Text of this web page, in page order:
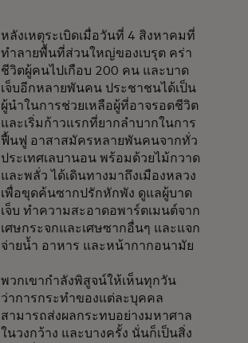
หลังเหตุระเบิดเมื่อวันที่ 4 สิงหาคมที่
ทำลายพื้นที่ส่วนใหญ่ของเบรุต คร่า
ชีวิตผู้คนไปเกือบ 200 คน และบาด
เจ็บอีกหลายพันคน ประชาชนได้เป็น
ผู้นำในการช่วยเหลือผู้ที่อาจรอดชีวิต
และเริ่มก้าวแรกที่ยากลำบากในการ
ฟื้นฟู อาสาสมัครหลายพันคนจากทั่ว
ประเทศเลบานอน พร้อมด้วยไม้กวาด
และพลั่ว ได้เดินทางมาถึงเมืองหลวง
เพื่อขุดค้นซากปรักหักพัง ดูแลผู้บาด
เจ็บ ทำความสะอาดอพาร์ตเมนต์จาก
เศษกระจกและเศษซากอื่นๆ และแจก
จ่ายน้ำ อาหาร และหน้ากากอนามัย
พวกเขากำลังพิสูจน์ให้เห็นทุกวัน
ว่าการกระทำของแต่ละบุคคล
สามารถส่งผลกระทบอย่างมหาศาล
ในวงกว้าง และบางครั้ง นั่นก็เป็นสิ่ง